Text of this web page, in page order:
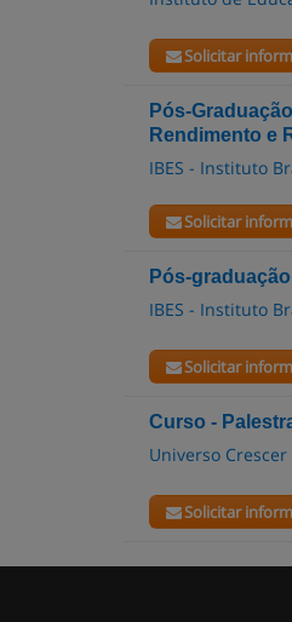
Solicitar
Pós-
Rendimento e
IBES - Instituto
Solicitar
Pós-
IBES - Instituto
Solicitar
Curso -
Universo Crescer
Solicitar